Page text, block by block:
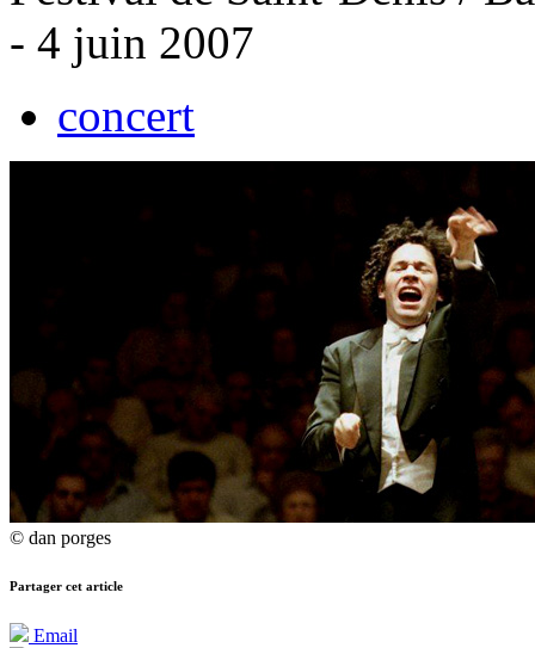
- 4 juin 2007
concert
© dan porges
Partager cet article
Email